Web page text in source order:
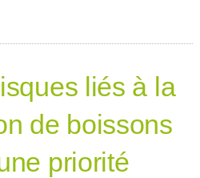
liés à la
de boissons
priorité